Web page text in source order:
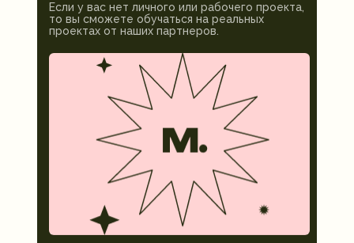
Если у вас нет личного или рабочего проекта,
то вы сможете обучаться на реальных
проектах от наших партнеров.